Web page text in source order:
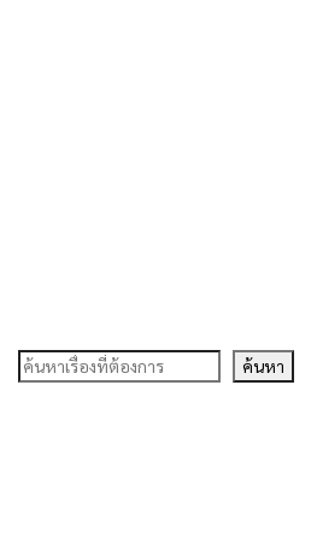
ค้นหา ค้นหา